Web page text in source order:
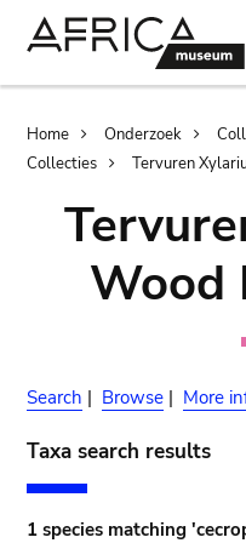
Home Onderzoek
Collecties
Tervuren
Wood
Search | Browse | More
Taxa search results
1 species matching